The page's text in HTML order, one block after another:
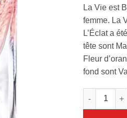
La Vie est
femme. La
L’Éclat a
tête sont
Fleur
fond sont
quantité de